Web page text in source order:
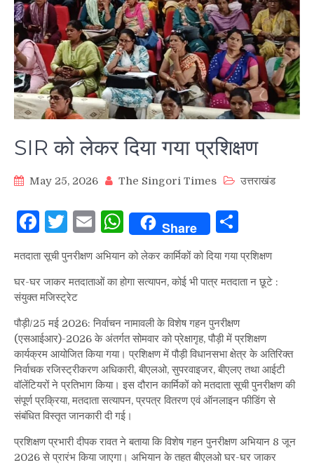
SIR को लेकर दिया गया प्रशिक्षण
May 25, 2026 The Singori Times उत्तराखंड
Facebook
Twitter
EmailWhatsApp
Share
मतदाता सूची पुनरीक्षण अभियान को लेकर कार्मिकों को दिया गया प्रशिक्षण
घर-घर जाकर मतदाताओं का होगा सत्यापन, कोई भी पात्र मतदाता न छूटे :
संयुक्त मजिस्ट्रेट
पौड़ी/25 मई 2026: निर्वाचन नामावली के विशेष गहन पुनरीक्षण
(एसआईआर)-2026 के अंतर्गत सोमवार को प्रेक्षागृह, पौड़ी में प्रशिक्षण
कार्यक्रम आयोजित किया गया। प्रशिक्षण में पौड़ी विधानसभा क्षेत्र के अतिरिक्त
निर्वाचक रजिस्ट्रीकरण अधिकारी, बीएलओ, सुपरवाइजर, बीएलए तथा आईटी
वॉलेंटियरों ने प्रतिभाग किया। इस दौरान कार्मिकों को मतदाता सूची पुनरीक्षण की
संपूर्ण प्रक्रिया, मतदाता सत्यापन, प्रपत्र वितरण एवं ऑनलाइन फीडिंग से
संबंधित विस्तृत जानकारी दी गई।
प्रशिक्षण प्रभारी दीपक रावत ने बताया कि विशेष गहन पुनरीक्षण अभियान 8 जून
2026 से प्रारंभ किया जाएगा। अभियान के तहत बीएलओ घर-घर जाकर